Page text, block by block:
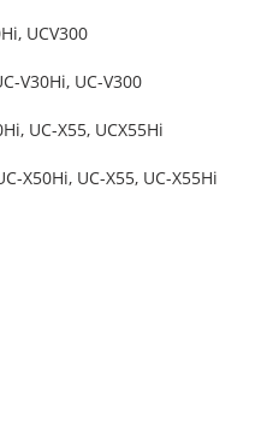
UCV300
V30Hi, UC-V300
UC-X55, UCX55Hi
X50Hi, UC-X55, UC-X55Hi